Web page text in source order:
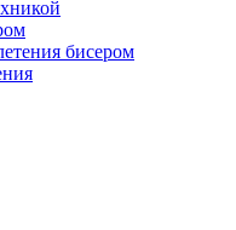
бисером